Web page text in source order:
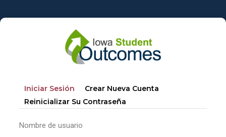
al
Solapas
principales
Iniciar Sesión (solapa
Activa)
Crear Nueva Cuenta
Reinicializar Su Contraseña
Nombre de usuario